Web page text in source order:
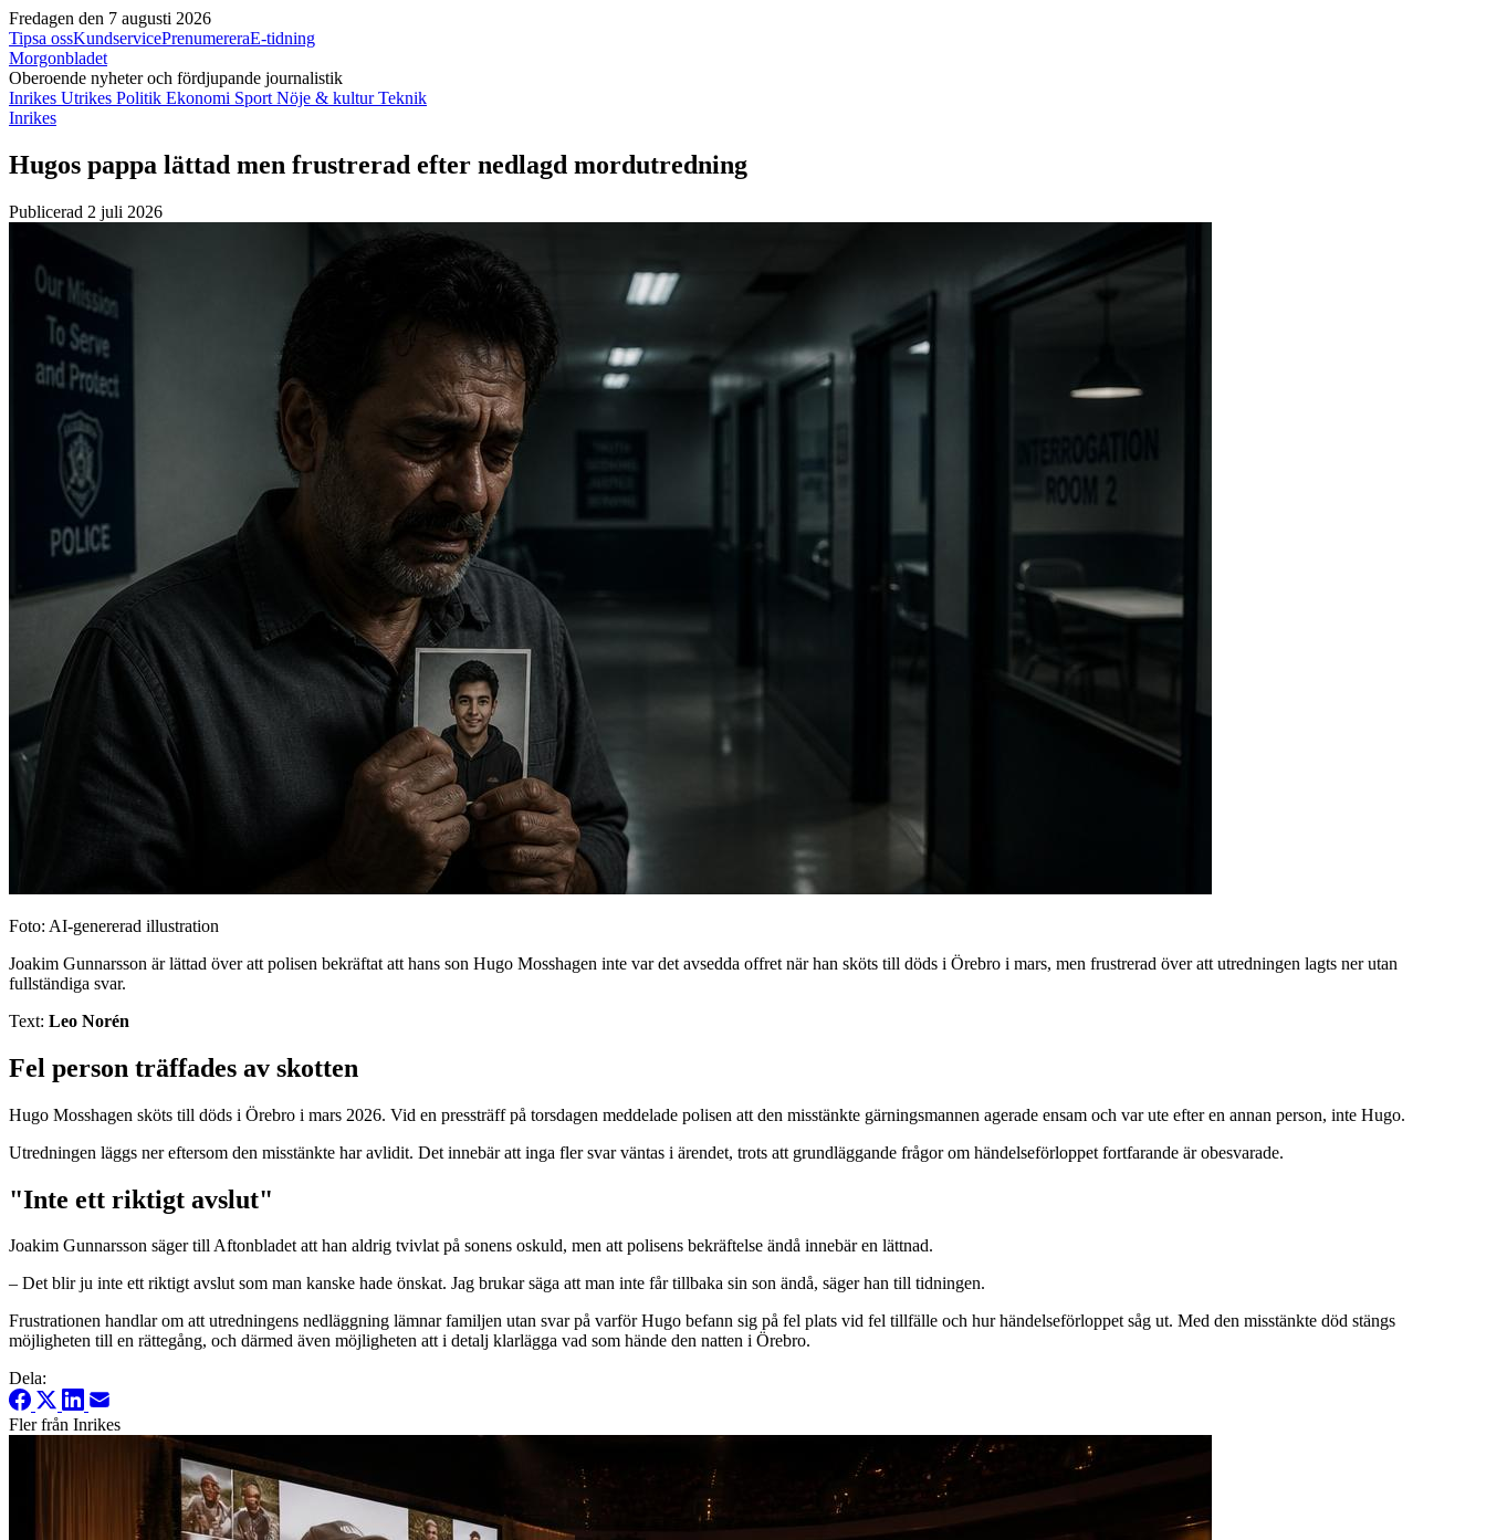
Fredagen den 7 augusti 2026
Tipsa ossKundservicePrenumereraE-tidning
Morgonbladet
Oberoende nyheter och fördjupande journalistik
Inrikes Utrikes Politik Ekonomi Sport Nöje & kulturTeknik
Inrikes
Hugos pappa lättad men frustrerad efter nedlagd mordutredning
Publicerad 2 juli 2026
Foto: AI-genererad illustration
Joakim Gunnarsson är lättad över att polisen bekräftat att hans son Hugo Mosshagen inte var det avsedda offret när han sköts till döds i Örebro i mars, men frustrerad över att utredningen lagts ner utan
fullständiga svar.
Text: Leo Norén
Fel person träffades av skotten
Hugo Mosshagen sköts till döds i Örebro i mars 2026. Vid en pressträff på torsdagen meddelade polisen att den misstänkte gärningsmannen agerade ensam och var ute efter en annan person, inte Hugo.
Utredningen läggs ner eftersom den misstänkte har avlidit. Det innebär att inga fler svar väntas i ärendet, trots att grundläggande frågor om händelseförloppet fortfarande är obesvarade.
"Inte ett riktigt avslut"
Joakim Gunnarsson säger till Aftonbladet att han aldrig tvivlat på sonens oskuld, men att polisens bekräftelse ändå innebär en lättnad.
– Det blir ju inte ett riktigt avslut som man kanske hade önskat. Jag brukar säga att man inte får tillbaka sin son ändå, säger han till tidningen.
Frustrationen handlar om att utredningens nedläggning lämnar familjen utan svar på varför Hugo befann sig på fel plats vid fel tillfälle och hur händelseförloppet såg ut. Med den misstänkte död stängs
möjligheten till en rättegång, och därmed även möjligheten att i detalj klarlägga vad som hände den natten i Örebro.
Dela:
Fler från Inrikes